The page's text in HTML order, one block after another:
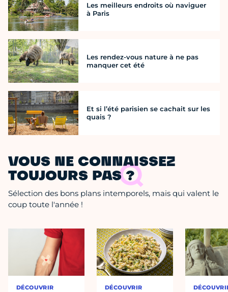
Les meilleurs endroits où naviguer
à Paris
Les rendez-vous nature à ne pas
manquer cet été
Et si l’été parisien se cachait sur les
quais ?
VOUS NE CONNAISSEZ
TOUJOURS PAS ?
Sélection des bons plans intemporels, mais qui valent le
coup toute l'année !
DÉCOUVRIR DÉCOUVRIR